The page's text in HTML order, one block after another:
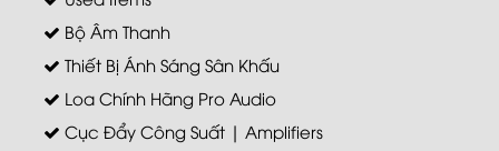
Bộ Âm Thanh
Thiết Bị Ánh Sáng Sân Khấu
Loa Chính Hãng Pro Audio
Cục Đẩy Công Suất | Amplifiers